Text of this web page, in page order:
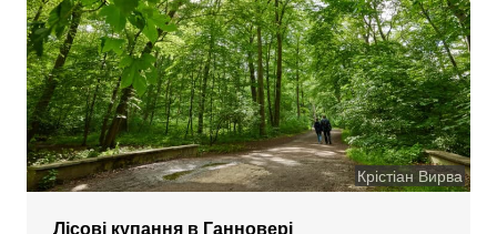
Крістіан Вирва
Лісові купання в Ганновері